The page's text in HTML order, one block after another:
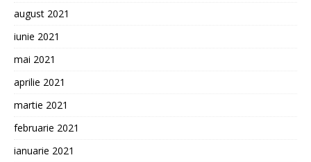
august 2021
iunie 2021
mai 2021
aprilie 2021
martie 2021
februarie 2021
ianuarie 2021